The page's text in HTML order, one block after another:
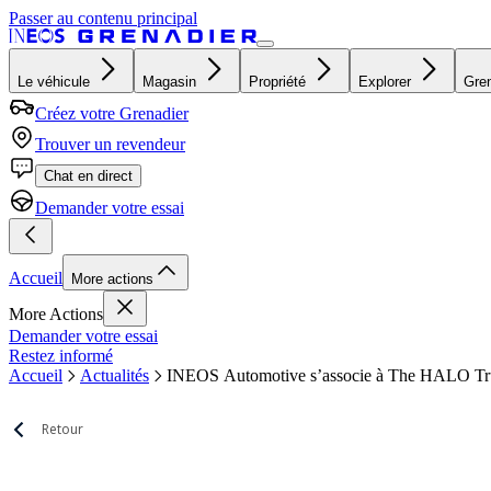
Passer au contenu principal
Le véhicule Magasin Propriété Explorer
Créez votre Grenadier
Trouver un revendeur
Chat en direct
Demander votre essai
Accueil More actions
More Actions
Demander votre essai
Restez informé
Accueil
Actualités INEOS Automotive s’associe à The HALO
Retour